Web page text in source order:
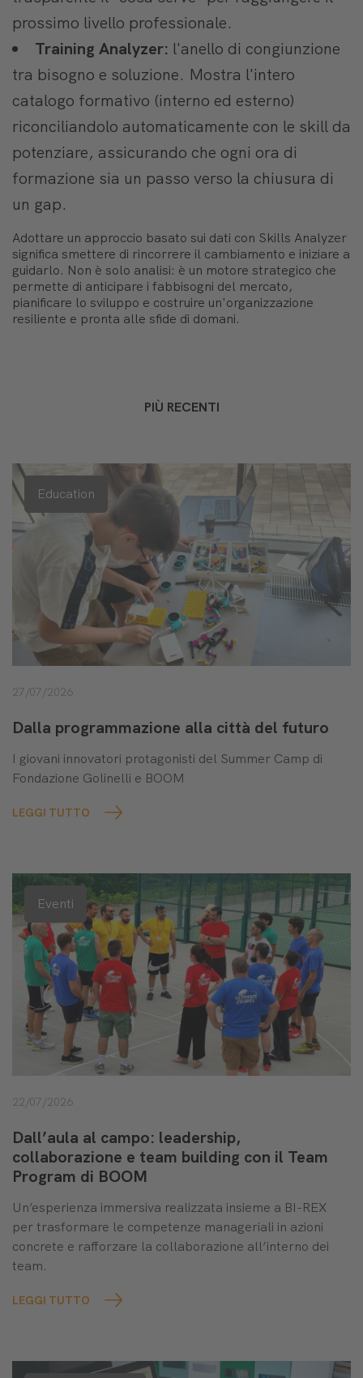
prossimo livello professionale.
Training Analyzer: l'anello di congiunzione
tra bisogno e soluzione. Mostra l'intero
catalogo formativo (interno ed esterno)
riconciliandolo automaticamente con le skill da
potenziare, assicurando che ogni ora di
formazione sia un passo verso la chiusura di
un gap.
Adottare un approccio basato sui dati con Skills Analyzer
significa smettere di rincorrere il cambiamento e iniziare a
guidarlo. Non è solo analisi: è un motore strategico che
permette di anticipare i fabbisogni del mercato,
pianificare lo sviluppo e costruire un'organizzazione
resiliente e pronta alle sfide di domani.
PIÙ RECENTI
Education
27/07/2026
Dalla programmazione alla città del futuro
I giovani innovatori protagonisti del Summer Camp di
Fondazione Golinelli e BOOM
LEGGI TUTTO
Eventi
22/07/2026
Dall’aula al campo: leadership,
collaborazione e team building con il Team
Program di BOOM
Un’esperienza immersiva realizzata insieme a BI-REX
per trasformare le competenze manageriali in azioni
concrete e rafforzare la collaborazione all’interno dei
team.
LEGGI TUTTO